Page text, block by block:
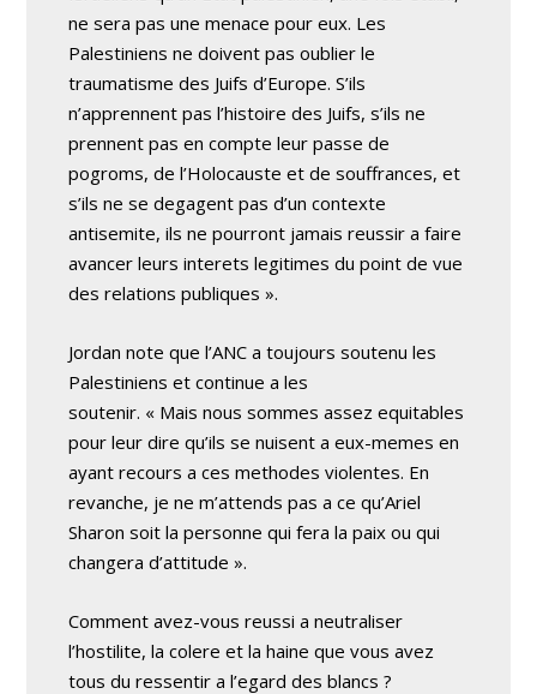
ne sera pas une menace pour eux. Les
Palestiniens ne doivent pas oublier le
traumatisme des Juifs d’Europe. S’ils
n’apprennent pas l’histoire des Juifs, s’ils ne
prennent pas en compte leur passe de
pogroms, de l’Holocauste et de souffrances, et
s’ils ne se degagent pas d’un contexte
antisemite, ils ne pourront jamais reussir a faire
avancer leurs interets legitimes du point de vue
des relations publiques ».
Jordan note que l’ANC a toujours soutenu les
Palestiniens et continue a les
soutenir. « Mais nous sommes assez equitables
pour leur dire qu’ils se nuisent a eux-memes en
ayant recours a ces methodes violentes. En
revanche, je ne m’attends pas a ce qu’Ariel
Sharon soit la personne qui fera la paix ou qui
changera d’attitude ».
Comment avez-vous reussi a neutraliser
l’hostilite, la colere et la haine que vous avez
tous du ressentir a l’egard des blancs ?